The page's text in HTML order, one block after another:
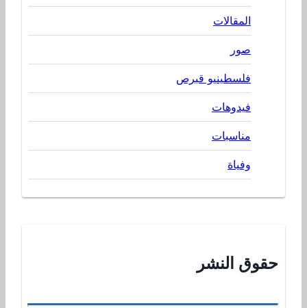
المقالات
صور
فلسطينيو قبرص
فيدوهات
مناسبات
وفياة
حقوق النشر